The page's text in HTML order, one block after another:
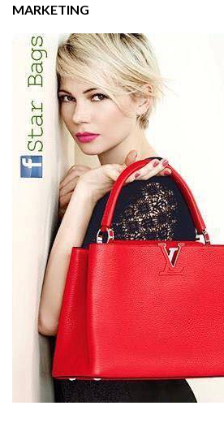
MARKETING